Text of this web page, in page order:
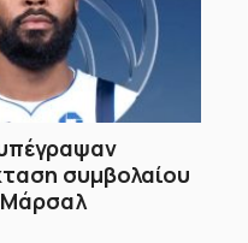
συμβολαίου
Μάρσαλ